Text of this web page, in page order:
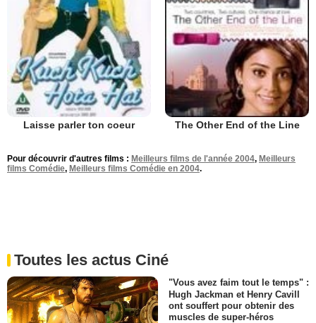
Laisse parler ton coeur The Other End of the Line
Pour découvrir d'autres films : Meilleurs films de l'année 2004, Meilleurs
films Comédie, Meilleurs films Comédie en 2004.
Toutes les actus Ciné
"Vous avez faim tout le temps" :
Hugh Jackman et Henry Cavill
ont souffert pour obtenir des
muscles de super-héros